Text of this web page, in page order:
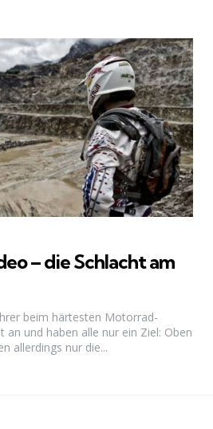
– die Schlacht am
beim härtesten Motorrad-
an und haben alle nur ein Ziel: Oben
allerdings nur die...